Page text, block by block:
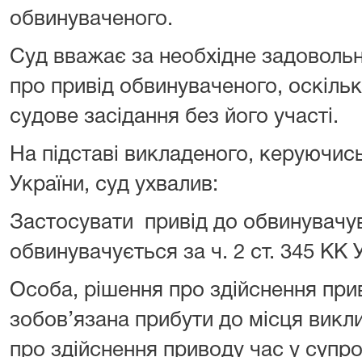
обвинуваченого.
Суд вважає за необхідне
про привід обвинуваченого,
судове засідання без його участі.
На підставі викладеного,
України, суд ухвалив:
Застосувати привід до
обвинувачується за ч. 2 ст. 345 КК
Особа, рішення про здійснення
зобов’язана прибути до місця
про здійснення приводу час у